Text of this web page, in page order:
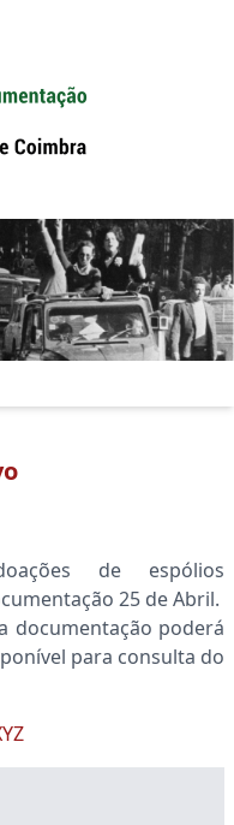
de espólios
25 de Abril.
documentação poderá
para consulta do
YZ